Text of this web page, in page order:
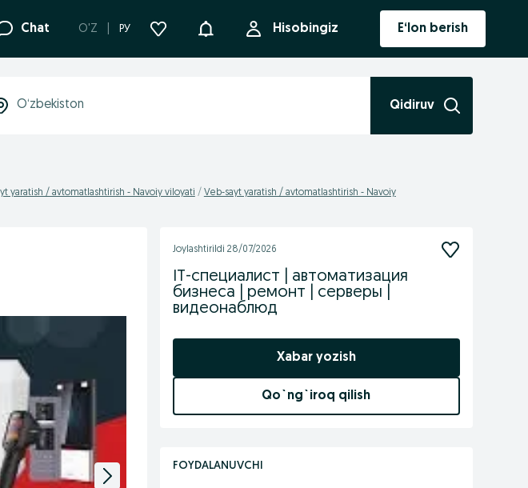
Chat O'Z РУ Bildirishnoma Hisobingiz E‘lon berish
Qidiruv
yaratish / avtomatlashtirish - Navoiy viloyati Veb-sayt yaratish / avtomatlashtirish - Navoiy
Joylashtirildi 28/07/2026
IT-специалист | автоматизация
бизнеса | ремонт | серверы |
видеонаблюд
Xabar yozish
Qo`ng`iroq qilish
FOYDALANUVCHI